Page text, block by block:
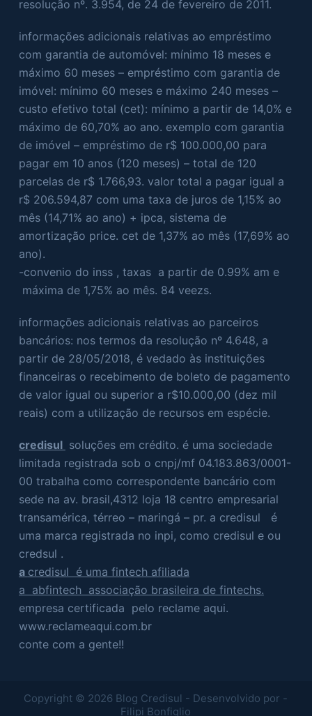
resolução nº. 3.954, de 24 de fevereiro de 2011.
informações adicionais relativas ao empréstimo
com garantia de automóvel: mínimo 18 meses e
máximo 60 meses – empréstimo com garantia de
imóvel: mínimo 60 meses e máximo 240 meses –
custo efetivo total (cet): mínimo a partir de 14,0% e
máximo de 60,70% ao ano. exemplo com garantia
de imóvel – empréstimo de r$ 100.000,00 para
pagar em 10 anos (120 meses) – total de 120
parcelas de r$ 1.766,93. valor total a pagar igual a
r$ 206.594,87 com uma taxa de juros de 1,15% ao
mês (14,71% ao ano) + ipca, sistema de
amortização price. cet de 1,37% ao mês (17,69% ao
ano).
-convenio do inss , taxas a partir de 0.99% am e
máxima de 1,75% ao mês. 84 veezs.
informações adicionais relativas ao parceiros
bancários: nos termos da resolução nº 4.648, a
partir de 28/05/2018, é vedado às instituições
financeiras o recebimento de boleto de pagamento
de valor igual ou superior a r$10.000,00 (dez mil
reais) com a utilização de recursos em espécie.
credisul soluções em crédito. é uma sociedade
limitada registrada sob o cnpj/mf 04.183.863/0001-
00 trabalha como correspondente bancário com
sede na av. brasil,4312 loja 18 centro empresarial
transamérica, térreo – maringá – pr. a credisul é
uma marca registrada no inpi, como credisul e ou
credsul .
a credisul é uma fintech afiliada
a abfintech associação brasileira de fintechs.
empresa certificada pelo reclame aqui.
www.reclameaqui.com.br
conte com a gente!!
Copyright © 2026 Blog Credisul - Desenvolvido por -
Filipi Bonfiglio